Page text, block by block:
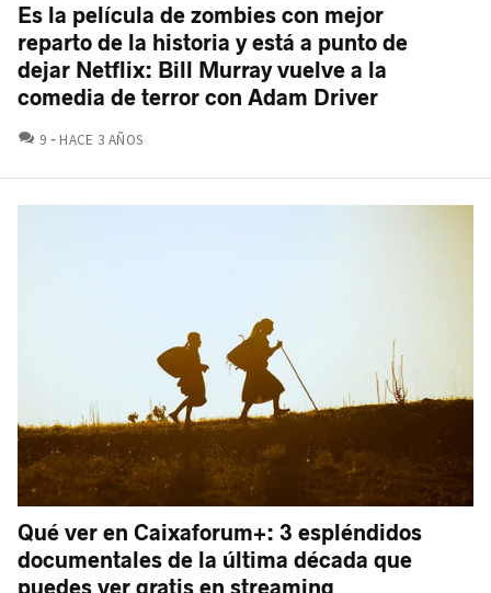
Es la película de zombies con mejor
reparto de la historia y está a punto de
dejar Netflix: Bill Murray vuelve a la
comedia de terror con Adam Driver
9 COMENTARIOS
HACE 3 AÑOS
Qué ver en Caixaforum+: 3 espléndidos
documentales de la última década que